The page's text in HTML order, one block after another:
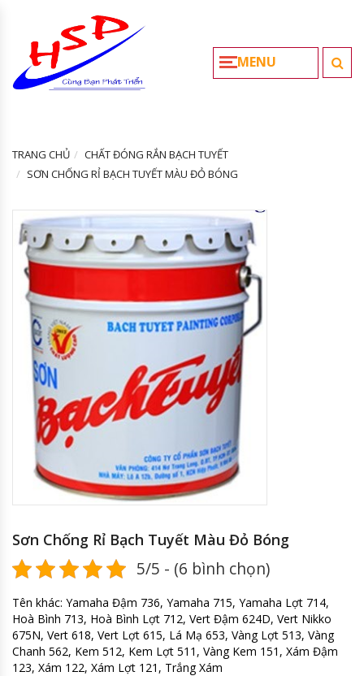
MENU
TRANG CHỦ
CHẤT ĐÓNG RẮN BẠCH TUYẾT
SƠN CHỐNG RỈ BẠCH TUYẾT MÀU ĐỎ BÓNG
Sơn Chống Rỉ Bạch Tuyết Màu Đỏ Bóng
5/5 - (6 bình chọn)
Tên khác: Yamaha Đậm 736, Yamaha 715, Yamaha Lợt 714,
Hoà Bình 713, Hoà Bình Lợt 712, Vert Đậm 624D, Vert Nikko
675N, Vert 618, Vert Lợt 615, Lá Mạ 653, Vàng Lợt 513, Vàng
Chanh 562, Kem 512, Kem Lợt 511, Vàng Kem 151, Xám Đậm
123, Xám 122, Xám Lợt 121, Trắng Xám